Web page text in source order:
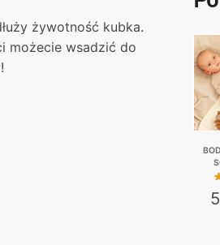
żywotność kubka.
możecie wsadzić do